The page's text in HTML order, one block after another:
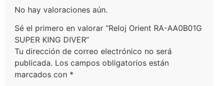
No hay valoraciones aún.
Sé el primero en valorar “Reloj Orient RA-AA0B01G
SUPER KING DIVER”
Tu dirección de correo electrónico no será
publicada. Los campos obligatorios están
marcados con *